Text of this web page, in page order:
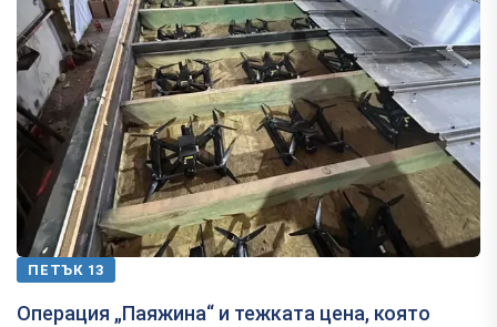
ПЕТЪК 13
Операция „Паяжина“ и тежката цена, която